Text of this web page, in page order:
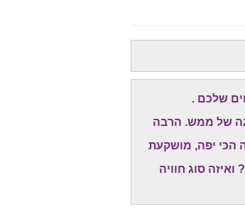
שלכם .
של ממש. הרבה
הכי יפה, מושקעת
סוג חוויה